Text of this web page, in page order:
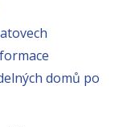
domů po